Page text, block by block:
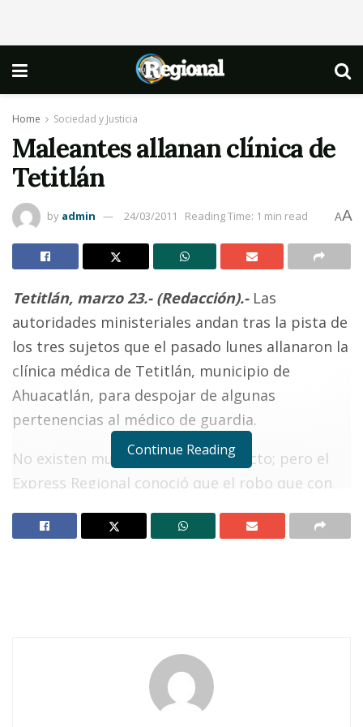
Home Sociedad y Justicia
Maleantes allanan clínica de
Tetitlán
by admin 24/03/2011 Reading Time: 1 min read AA
Tetitlán, marzo 23.- (Redacción).- Las
autoridades ministeriales andan tras la pista de
los tres sujetos que el pasado lunes allanaron la
clínica médica de Tetitlán, municipio de
Ahuacatlán, para despojar de algunas
pertenencias al médico de guardia.
No existen muchos datos al respecto; pero el
Express Regional conoció que el robo que con
doctor responsable de la clínica de Tetitlán,
Buena tarde taurina en Ahuacatlán
Continue Reading